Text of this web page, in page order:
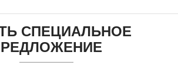
СПЕЦИАЛЬНОЕ